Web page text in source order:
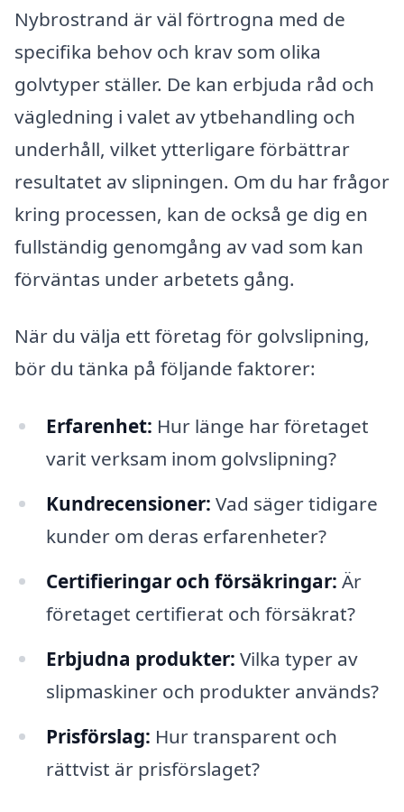
Nybrostrand är väl förtrogna med de
specifika behov och krav som olika
golvtyper ställer. De kan erbjuda råd och
vägledning i valet av ytbehandling och
underhåll, vilket ytterligare förbättrar
resultatet av slipningen. Om du har frågor
kring processen, kan de också ge dig en
fullständig genomgång av vad som kan
förväntas under arbetets gång.
När du välja ett företag för golvslipning,
bör du tänka på följande faktorer:
Erfarenhet: Hur länge har företaget
varit verksam inom golvslipning?
Kundrecensioner: Vad säger tidigare
kunder om deras erfarenheter?
Certifieringar och försäkringar: Är
företaget certifierat och försäkrat?
Erbjudna produkter: Vilka typer av
slipmaskiner och produkter används?
Prisförslag: Hur transparent och
rättvist är prisförslaget?